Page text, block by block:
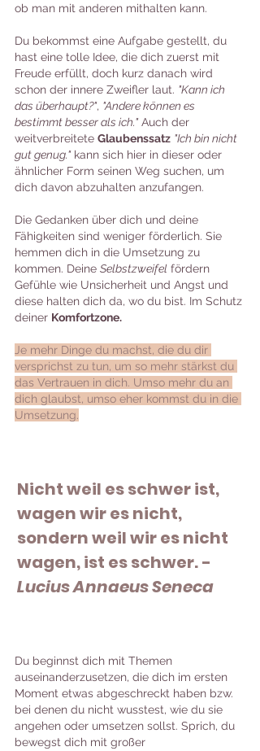
ob man mit anderen mithalten kann.
Du bekommst eine Aufgabe gestellt, du
hast eine tolle Idee, die dich zuerst mit
Freude erfüllt, doch kurz danach wird
schon der innere Zweifler laut. "Kann ich
das überhaupt?", "Andere können es
bestimmt besser als ich." Auch der
weitverbreitete Glaubenssatz "Ich bin nicht
gut genug." kann sich hier in dieser oder
ähnlicher Form seinen Weg suchen, um
dich davon abzuhalten anzufangen.
Die Gedanken über dich und deine
Fähigkeiten sind weniger förderlich. Sie
hemmen dich in die Umsetzung zu
kommen. Deine Selbstzweifel fördern
Gefühle wie Unsicherheit und Angst und
diese halten dich da, wo du bist. Im Schutz
deiner Komfortzone.
Je mehr Dinge du machst, die du dir
versprichst zu tun, um so mehr stärkst du
das Vertrauen in dich. Umso mehr du an
dich glaubst, umso eher kommst du in die
Umsetzung.
Nicht weil es schwer ist,
wagen wir es nicht,
sondern weil wir es nicht
wagen, ist es schwer. -
Lucius Annaeus Seneca
Du beginnst dich mit Themen
auseinanderzusetzen, die dich im ersten
Moment etwas abgeschreckt haben bzw.
bei denen du nicht wusstest, wie du sie
angehen oder umsetzen sollst. Sprich, du
bewegst dich mit großer